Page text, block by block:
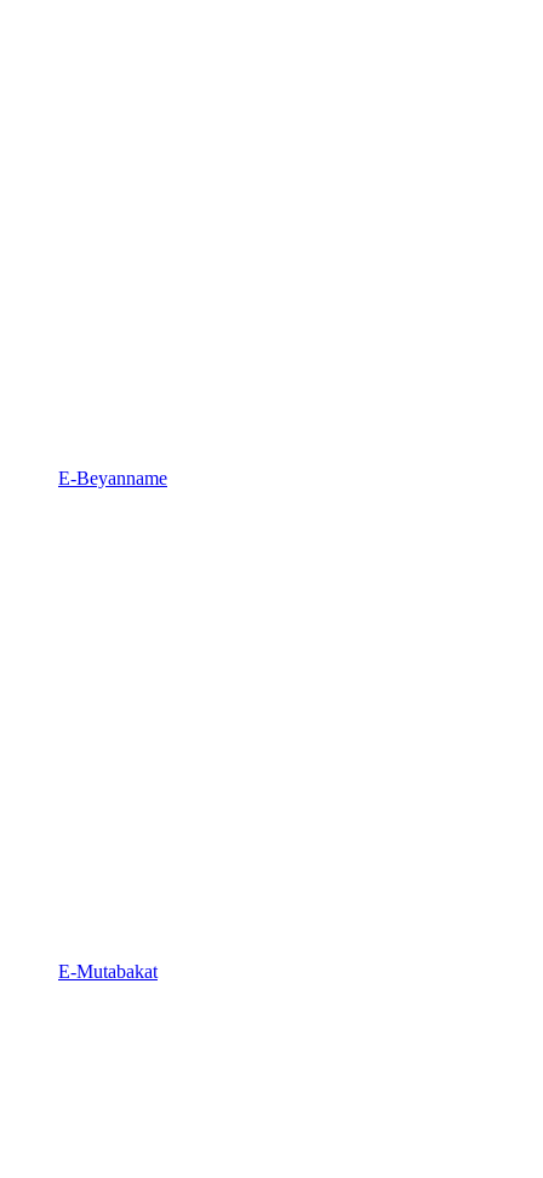
E-Beyanname
E-Mutabakat